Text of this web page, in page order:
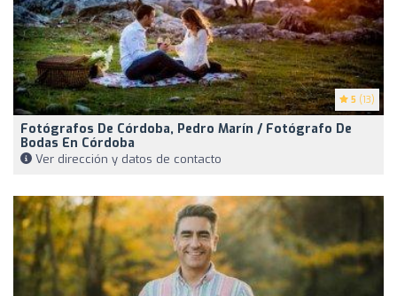
5 (13)
Fotógrafos De Córdoba, Pedro Marín / Fotógrafo De
Bodas En Córdoba
Ver dirección y datos de contacto